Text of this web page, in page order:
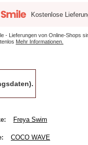
Kostenlose
- Lieferungen von Online-Shops
Mehr Informationen.
Freya Swim
COCO WAVE